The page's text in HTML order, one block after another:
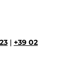
| +39 02